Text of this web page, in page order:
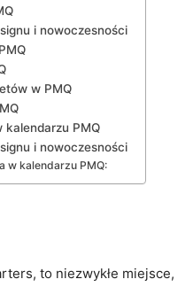
i nowoczesności
w PMQ
kalendarzu PMQ
i nowoczesności
w kalendarzu PMQ:
to niezwykłe miejsce,